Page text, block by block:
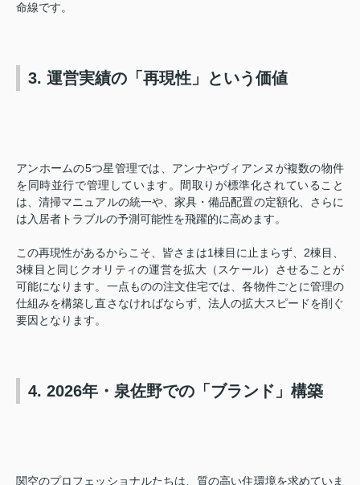
命線です。
3. 運営実績の「再現性」という価値
アンホームの5つ星管理では、アンナやヴィアンヌが複数の物件
を同時並行で管理しています。間取りが標準化されていること
は、清掃マニュアルの統一や、家具・備品配置の定額化、さらに
は入居者トラブルの予測可能性を飛躍的に高めます。
この再現性があるからこそ、皆さまは1棟目に止まらず、2棟目、
3棟目と同じクオリティの運営を拡大（スケール）させることが
可能になります。一点ものの注文住宅では、各物件ごとに管理の
仕組みを構築し直さなければならず、法人の拡大スピードを削ぐ
要因となります。
4. 2026年・泉佐野での「ブランド」構築
関空のプロフェッショナルたちは、質の高い住環境を求めていま